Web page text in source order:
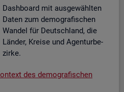
Dash­board mit aus­ge­wähl­ten
Daten zum de­mo­gra­fi­schen
Wan­del für Deutsch­land, die
Län­der, Krei­se und Agen­tur­be­
zir­ke.
des de­mo­gra­fi­schen